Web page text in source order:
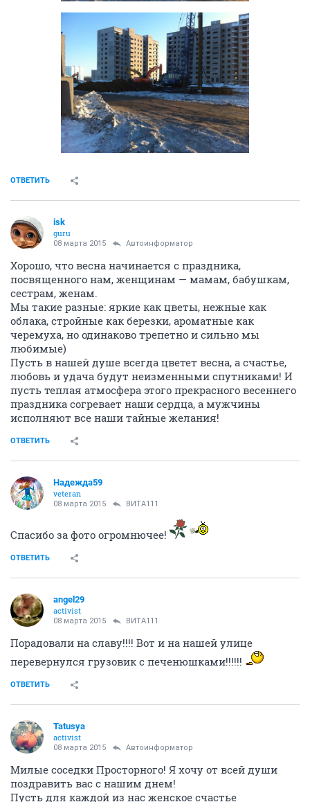
ОТВЕТИТЬ
isk
guru
08 марта 2015 Автоинформатор
Хорошо, что весна начинается с праздника,
посвященного нам, женщинам — мамам, бабушкам,
сестрам, женам.
Мы такие разные: яркие как цветы, нежные как
облака, стройные как березки, ароматные как
черемуха, но одинаково трепетно и сильно мы
любимые)
Пусть в нашей душе всегда цветет весна, а счастье,
любовь и удача будут неизменными спутниками! И
пусть теплая атмосфера этого прекрасного весеннего
праздника согревает наши сердца, а мужчины
исполняют все наши тайные желания!
ОТВЕТИТЬ
Надежда59
veteran
08 марта 2015 ВИТА111
Спасибо за фото огромнючее!
ОТВЕТИТЬ
angel29
activist
08 марта 2015 ВИТА111
Порадовали на славу!!!! Вот и на нашей улице
перевернулся грузовик с печенюшками!!!!!!
ОТВЕТИТЬ
Tatusya
activist
08 марта 2015 Автоинформатор
Милые соседки Просторного! Я хочу от всей души
поздравить вас с нашим днем!
Пусть для каждой из нас женское счастье